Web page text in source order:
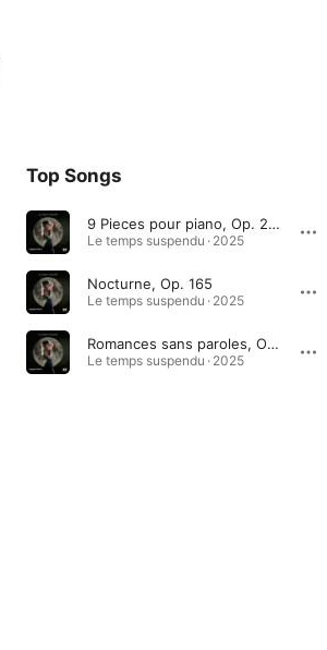
Top Songs
9 Pieces pour piano, Op. 27: No. 1, L’heure immobile
Le temps suspendu · 2025
Nocturne, Op. 165
Le temps suspendu · 2025
Romances sans paroles, Op. 76: No. 6, Méditation
Le temps suspendu · 2025